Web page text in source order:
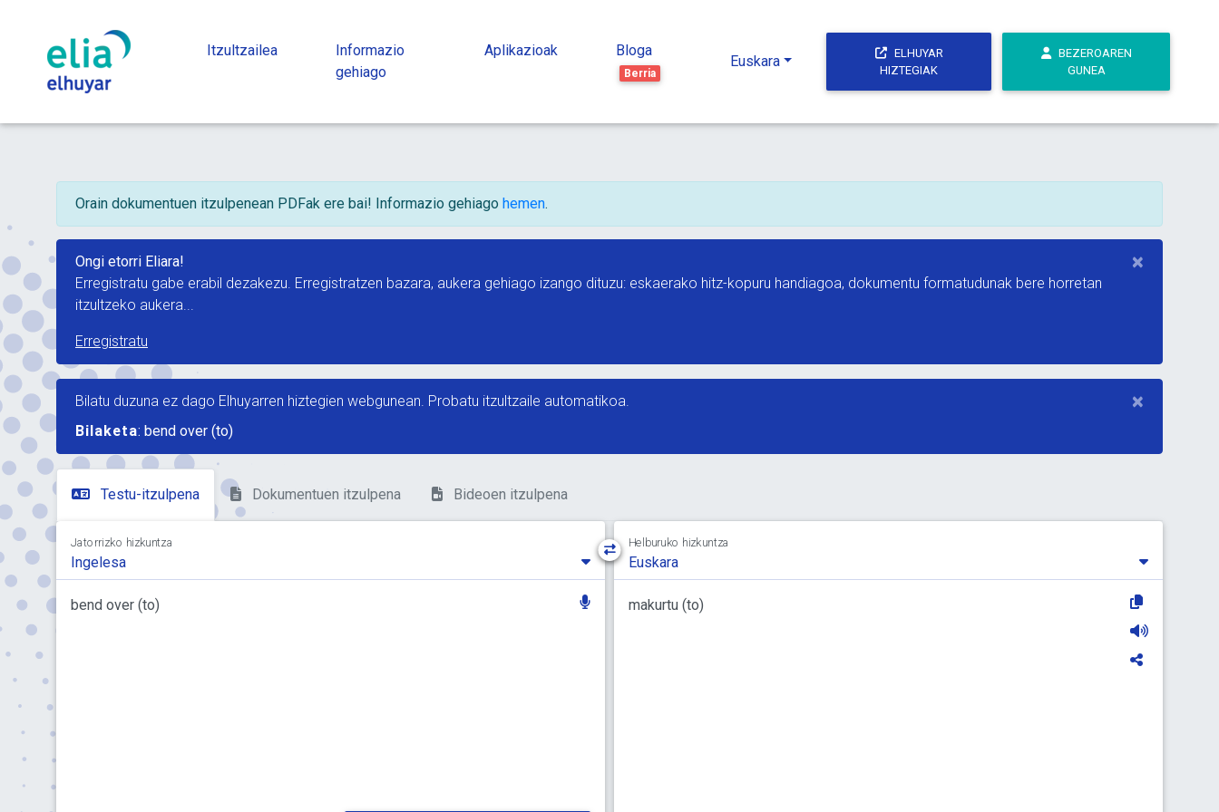
Itzultzailea
Informazio
gehiago
Aplikazioak Bloga
Berria
Euskara
ELHUYAR
HIZTEGIAK
BEZEROAREN
GUNEA
Orain dokumentuen itzulpenean PDFak ere bai! Informazio gehiago hemen.
Ongi etorri Eliara!
Erregistratu gabe erabil dezakezu. Erregistratzen bazara, aukera gehiago izango dituzu: eskaerako hitz-kopuru handiagoa, dokumentu formatudunak bere horretan
itzultzeko aukera...
Erregistratu
×
Bilatu duzuna ez dago Elhuyarren hiztegien webgunean. Probatu itzultzaile automatikoa.
Bilaketa: bend over (to)
×
Testu-itzulpena Dokumentuen itzulpena Bideoen itzulpena
Jatorrizko hizkuntza
Ingelesa
bend over (to)
Helburuko hizkuntza
Euskara
makurtu (to)